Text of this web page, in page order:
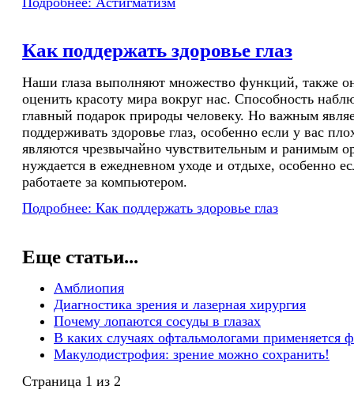
Как поддержать здоровье глаз
Наши глаза выполняют множество функций, также
оценить красоту мира вокруг нас. Способность
главный подарок природы человеку. Но важным
поддерживать здоровье глаз, особенно если у вас
являются чрезвычайно чувствительным и ранимым
нуждается в ежедневном уходе и отдыхе, особенно
работаете за компьютером.
Подробнее: Как поддержать здоровье глаз
Еще статьи...
Амблиопия
Диагностика зрения и лазерная хирургия
Почему лопаются сосуды в глазах
В каких случаях офтальмологами применяется
Макулодистрофия: зрение можно сохранить!
Страница 1 из 2